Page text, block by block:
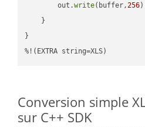
        out.
write(buffer,256
    }
}
%!(EXTRA string=XLS)
Conversion simple
sur C++ SDK